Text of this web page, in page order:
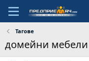
Тагове
домейни мебели